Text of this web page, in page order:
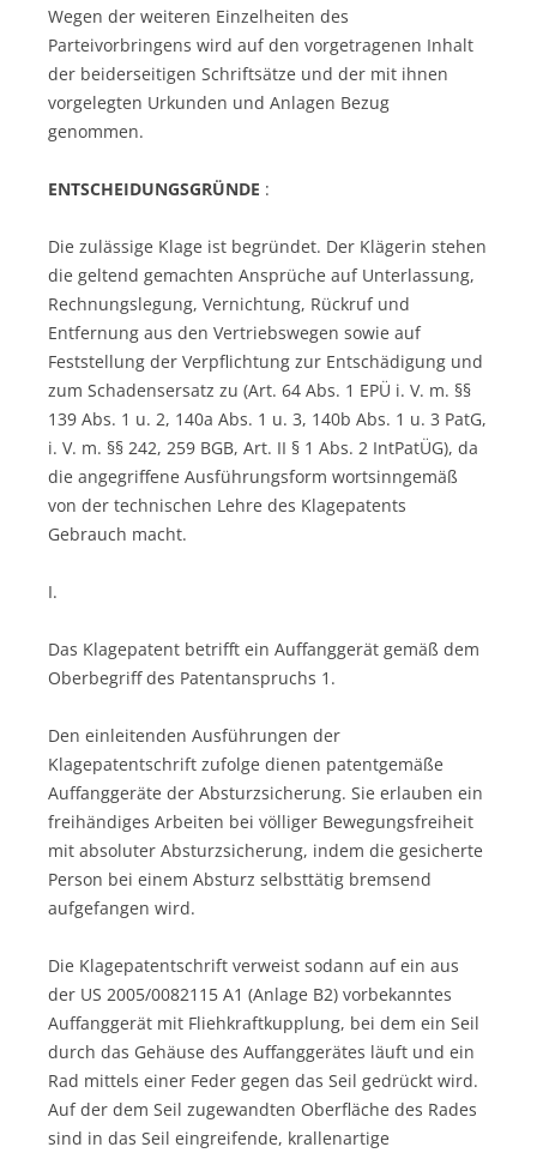
Wegen der weiteren Einzelheiten des
Parteivorbringens wird auf den vorgetragenen Inhalt
der beiderseitigen Schriftsätze und der mit ihnen
vorgelegten Urkunden und Anlagen Bezug
genommen.
ENTSCHEIDUNGSGRÜNDE :
Die zulässige Klage ist begründet. Der Klägerin stehen
die geltend gemachten Ansprüche auf Unterlassung,
Rechnungslegung, Vernichtung, Rückruf und
Entfernung aus den Vertriebswegen sowie auf
Feststellung der Verpflichtung zur Entschädigung und
zum Schadensersatz zu (Art. 64 Abs. 1 EPÜ i. V. m. §§
139 Abs. 1 u. 2, 140a Abs. 1 u. 3, 140b Abs. 1 u. 3 PatG,
i. V. m. §§ 242, 259 BGB, Art. II § 1 Abs. 2 IntPatÜG), da
die angegriffene Ausführungsform wortsinngemäß
von der technischen Lehre des Klagepatents
Gebrauch macht.
I.
Das Klagepatent betrifft ein Auffanggerät gemäß dem
Oberbegriff des Patentanspruchs 1.
Den einleitenden Ausführungen der
Klagepatentschrift zufolge dienen patentgemäße
Auffanggeräte der Absturzsicherung. Sie erlauben ein
freihändiges Arbeiten bei völliger Bewegungsfreiheit
mit absoluter Absturzsicherung, indem die gesicherte
Person bei einem Absturz selbsttätig bremsend
aufgefangen wird.
Die Klagepatentschrift verweist sodann auf ein aus
der US 2005/0082115 A1 (Anlage B2) vorbekanntes
Auffanggerät mit Fliehkraftkupplung, bei dem ein Seil
durch das Gehäuse des Auffanggerätes läuft und ein
Rad mittels einer Feder gegen das Seil gedrückt wird.
Auf der dem Seil zugewandten Oberfläche des Rades
sind in das Seil eingreifende, krallenartige